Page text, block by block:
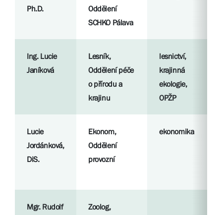
Ph.D.
Oddělení
SCHKO Pálava
Ing. Lucie
Janíková
Lesník,
Oddělení péče
o přírodu a
krajinu
lesnictví,
krajinná
ekologie,
OPŽP
Lucie
Jordánková,
DiS.
Ekonom,
Oddělení
provozní
ekonomika
Mgr. Rudolf
Zoolog,